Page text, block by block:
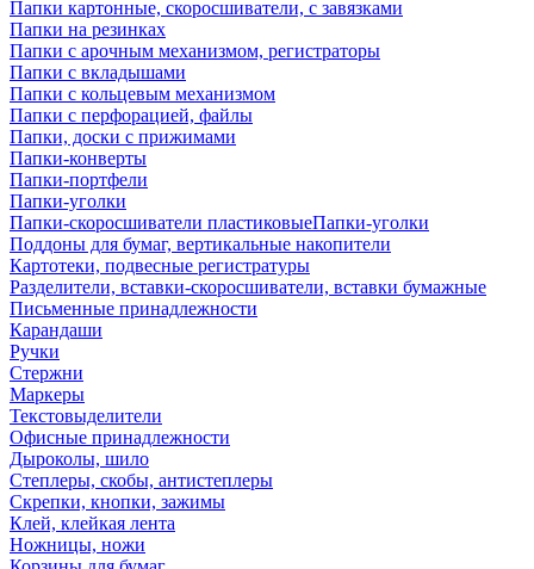
Папки картонные, скоросшиватели, с завязками
Папки на резинках
Папки с арочным механизмом, регистраторы
Папки с вкладышами
Папки с кольцевым механизмом
Папки с перфорацией, файлы
Папки, доски с прижимами
Папки-конверты
Папки-портфели
Папки-уголки
Папки-скоросшиватели пластиковыеПапки-уголки
Поддоны для бумаг, вертикальные накопители
Картотеки, подвесные регистратуры
Разделители, вставки-скоросшиватели, вставки бумажные
Письменные принадлежности
Карандаши
Ручки
Стержни
Маркеры
Текстовыделители
Офисные принадлежности
Дыроколы, шило
Степлеры, скобы, антистеплеры
Скрепки, кнопки, зажимы
Клей, клейкая лента
Ножницы, ножи